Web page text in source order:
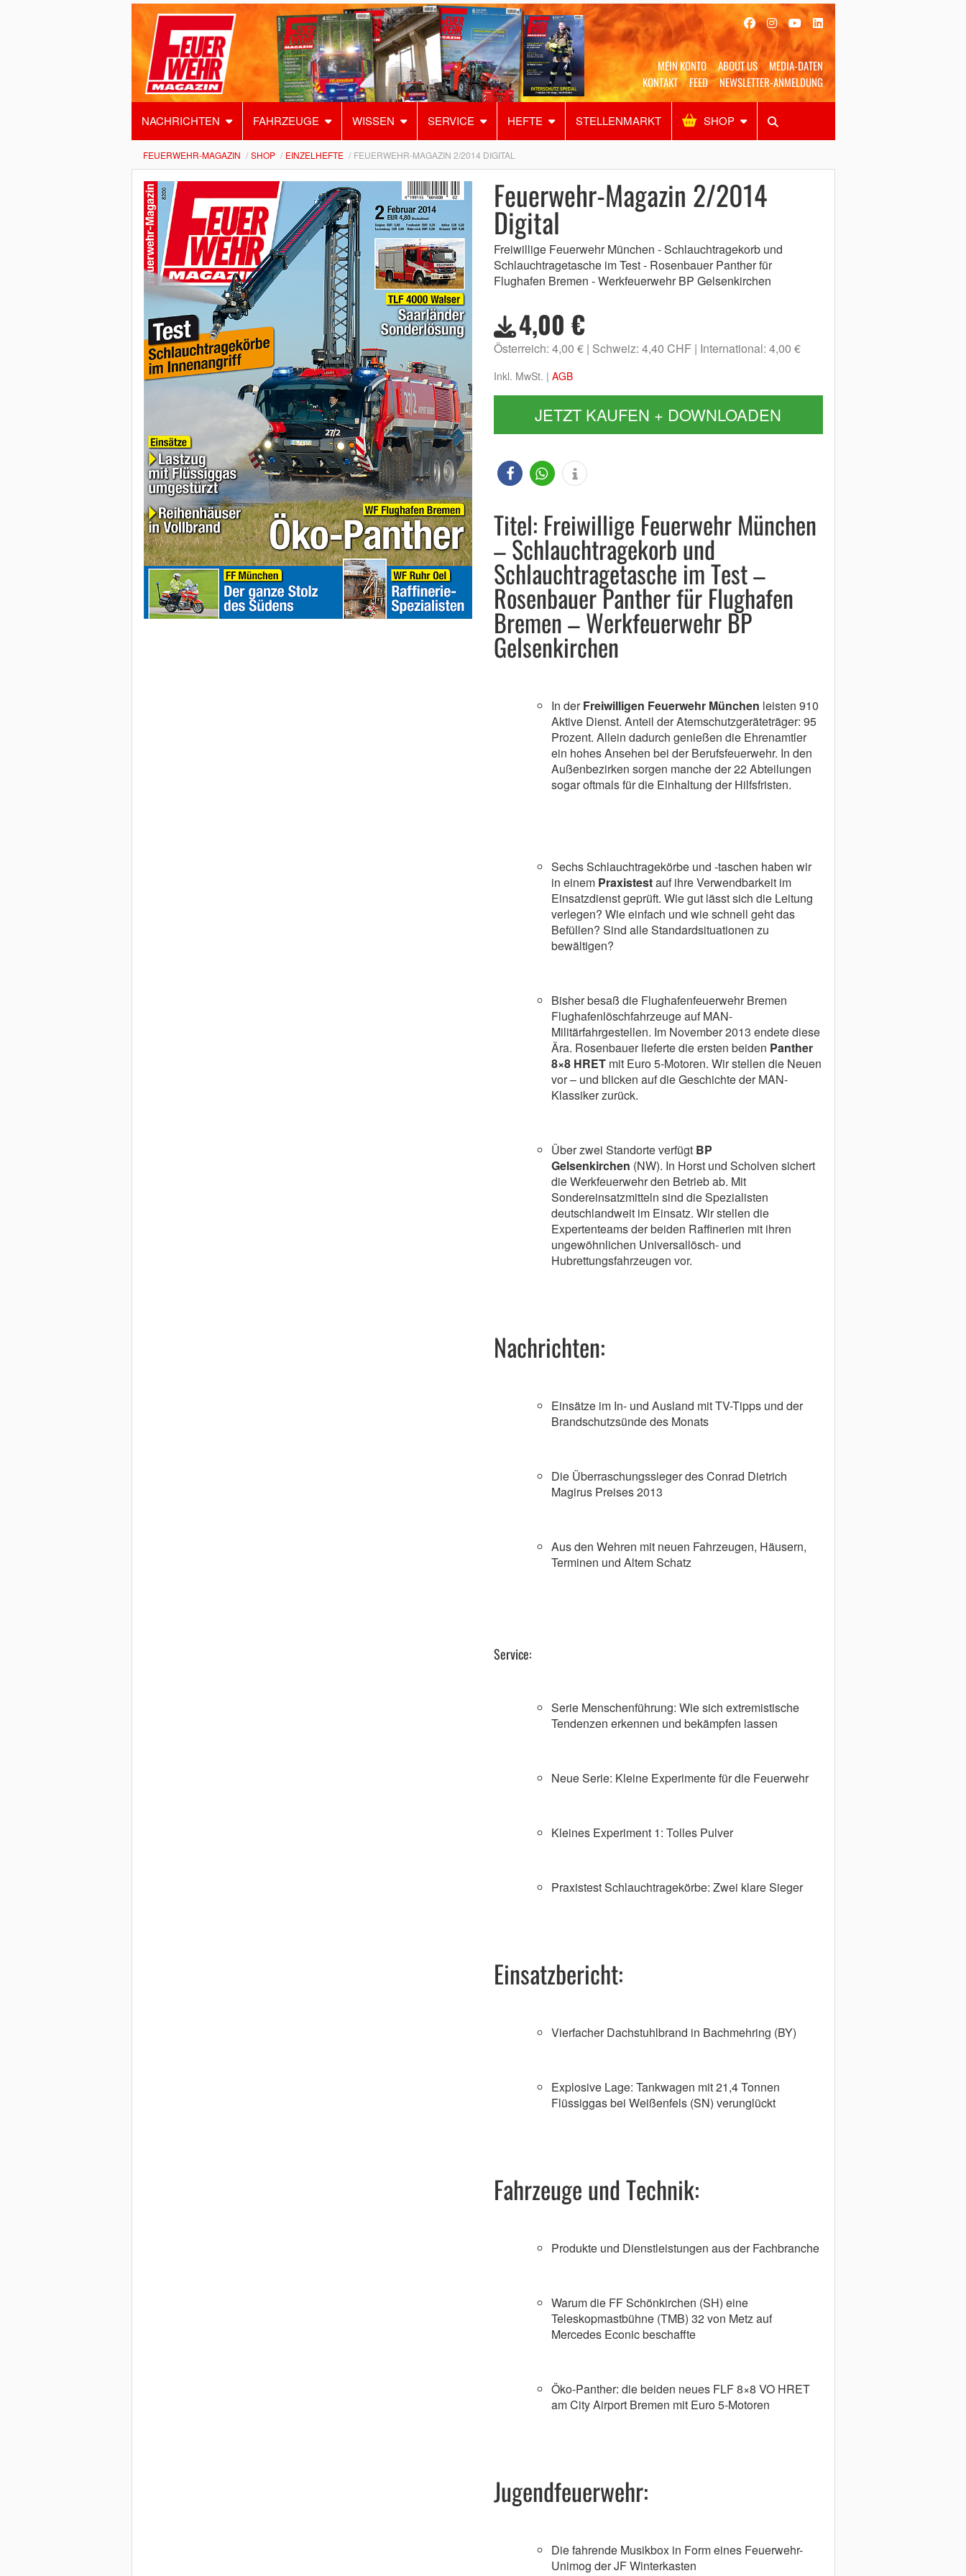
MEIN KONTO ABOUT US
MEDIA-DATEN
KONTAKT
FEED NEWSLETTER-ANMELDUNG
NACHRICHTEN FAHRZEUGE WISSEN SERVICE HEFTE STELLENMARKT SHOP
Alles Shop SUCHEN
FEUERWEHR-MAGAZIN SHOP EINZELHEFTE FEUERWEHR-MAGAZIN 2/2014 DIGITAL
Feuerwehr-Magazin 2/2014
Digital
Freiwillige Feuerwehr München - Schlauchtragekorb und
Schlauchtragetasche im Test - Rosenbauer Panther für
Flughafen Bremen - Werkfeuerwehr BP Gelsenkirchen
4,00 €
Österreich: 4,00 € Schweiz: 4,40 CHF International: 4,00 €
Inkl. MwSt. | AGB
JETZT KAUFEN + DOWNLOADEN
Titel: Freiwillige Feuerwehr München
– Schlauchtragekorb und
Schlauchtragetasche im Test –
Rosenbauer Panther für Flughafen
Bremen – Werkfeuerwehr BP
Gelsenkirchen
In derFreiwilligen Feuerwehr München leisten 910
Aktive Dienst. Anteil der Atemschutzgeräteträger: 95
Prozent. Allein dadurch genießen die Ehrenamtler
ein hohes Ansehen bei der Berufsfeuerwehr. In den
Außenbezirken sorgen manche der 22 Abteilungen
sogar oftmals für die Einhaltung der Hilfsfristen.
Sechs Schlauchtragekörbe und -taschen haben wir
in einem Praxistestauf ihre Verwendbarkeit im
Einsatzdienst geprüft. Wie gut lässt sich die Leitung
verlegen? Wie einfach und wie schnell geht das
Befüllen? Sind alle Standardsituationen zu
bewältigen?
Bisher besaß die Flughafenfeuerwehr Bremen
Flughafenlöschfahrzeuge auf MAN-
Militärfahrgestellen. Im November 2013 endete diese
Ära. Rosenbauer lieferte die ersten beiden Panther
8×8 HRET mit Euro 5-Motoren. Wir stellen die Neuen
vor – und blicken auf die Geschichte der MAN-
Klassiker zurück.
Über zwei Standorte verfügt BP
Gelsenkirchen (NW). In Horst und Scholven sichert
die Werkfeuerwehr den Betrieb ab. Mit
Sondereinsatzmitteln sind die Spezialisten
deutschlandweit im Einsatz. Wir stellen die
Expertenteams der beiden Raffinerien mit ihren
ungewöhnlichen Universallösch- und
Hubrettungsfahrzeugen vor.
Nachrichten:
Einsätze im In- und Ausland mit TV-Tipps und der
Brandschutzsünde des Monats
Die Überraschungssieger des Conrad Dietrich
Magirus Preises 2013
Aus den Wehren mit neuen Fahrzeugen, Häusern,
Terminen und Altem Schatz
Service:
Serie Menschenführung: Wie sich extremistische
Tendenzen erkennen und bekämpfen lassen
Neue Serie: Kleine Experimente für die Feuerwehr
Kleines Experiment 1: Tolles Pulver
Praxistest Schlauchtragekörbe: Zwei klare Sieger
Einsatzbericht:
Vierfacher Dachstuhlbrand in Bachmehring (BY)
Explosive Lage: Tankwagen mit 21,4 Tonnen
Flüssiggas bei Weißenfels (SN) verunglückt
Fahrzeuge und Technik:
Produkte und Dienstleistungen aus der Fachbranche
Warum die FF Schönkirchen (SH) eine
Teleskopmastbühne (TMB) 32 von Metz auf
Mercedes Econic beschaffte
Öko-Panther: die beiden neues FLF 8×8 VO HRET
am City Airport Bremen mit Euro 5-Motoren
Jugendfeuerwehr:
Die fahrende Musikbox in Form eines Feuerwehr-
Unimog der JF Winterkasten